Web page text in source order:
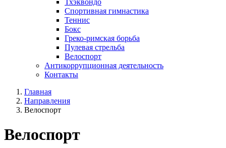
Тхэквондо
Спортивная гимнастика
Теннис
Бокс
Греко-римская борьба
Пулевая стрельба
Велоспорт
Антикоррупционная деятельность
Контакты
Главная
Направления
Велоспорт
Велоспорт